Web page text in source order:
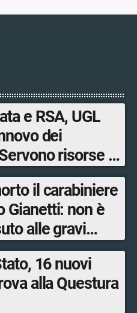
e RSA, UGL
dei
risorse e
il carabiniere
Gianetti: non è
alle gravi
16 nuovi
alla Questura